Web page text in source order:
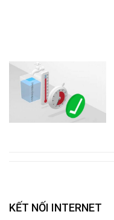
KẾT NỐI INTERNET